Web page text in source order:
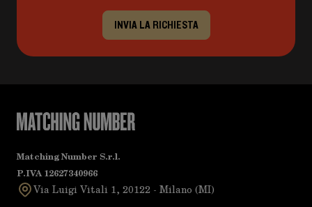
INVIA LA RICHIESTA
Matching Number S.r.l.
P.IVA 12627340966
Via Luigi Vitali 1, 20122 - Milano (MI)